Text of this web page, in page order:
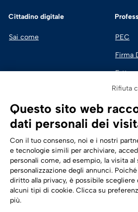
Cittadino digitale
Sai come PEC
Firma
Cloud
Trasformazione digitale
Energia
Telecomunicazioni
Rifiuta
Questo sito web
dati personali dei
Con il tuo consenso, noi e i nostri
e tecnologie simili per archiviare,
personali come, ad esempio, la visita al
personalizzazione degli annunci.
diritto alla privacy, è possibile
alcuni tipi di cookie. Clicca su
più.